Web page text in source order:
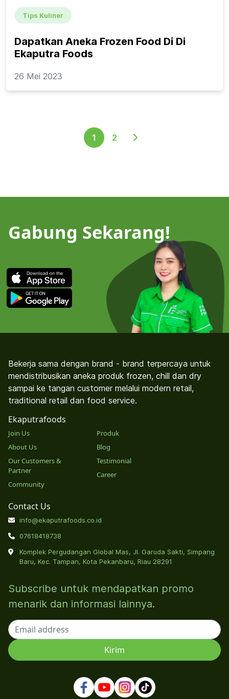
Tips Kuliner
Dapatkan Aneka Frozen Food Di Di
Ekaputra Foods
26 Mei 2023
1 2
Gabung Sekarang!
Bekerja sama dengan brand - brand terpercaya untuk
mendistribusikan aneka produk frozen, chill dan dry
sampai ke tangan customer melalui modern retail,
traditional retail dan food service.
Ekaputrafoods
Join Us
About Us
Our Customers &
Partner
Community
Produk
Blog
Testimonial
Career
Contact Us
info@ekaputrafoods.co.id
07618418738
Komplek Pergudangan Global Mas, Jl. Garuda Sakti, Simpang
Baru, Kec. Tampan, Kota Pekanbaru, Riau 28291
Subscribe untuk mendapatkan promo
menarik dan informasi lainnya.